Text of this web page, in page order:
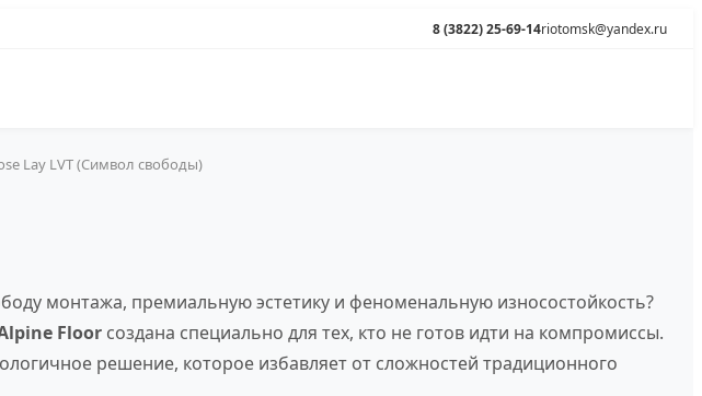
8 (3822) 25-69-14riotomsk@yandex.ru
Lay LVT (Символ свободы)
монтажа, премиальную эстетику и феноменальную износостойкость?
Floor создана специально для тех, кто не готов идти на компромиссы.
решение, которое избавляет от сложностей традиционного